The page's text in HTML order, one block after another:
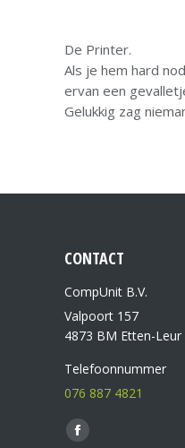
De Printer.
Als je hem hard
ervan een
Gelukkig zag
CONTACT
CompUnit B.V.
Valpoort 157
4873 BM Etten-Leur
Telefoonnummer
076 887 4821
Vind ons op: